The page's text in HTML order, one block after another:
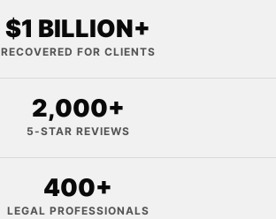
$1 BILLION+
RECOVERED FOR CLIENTS
2,000+
5-STAR REVIEWS
400+
LEGAL PROFESSIONALS